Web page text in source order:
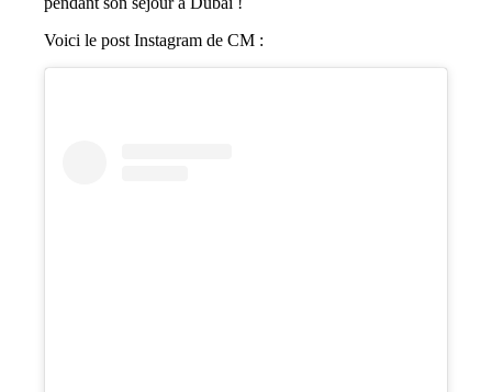
Voici le post Instagram de CM :